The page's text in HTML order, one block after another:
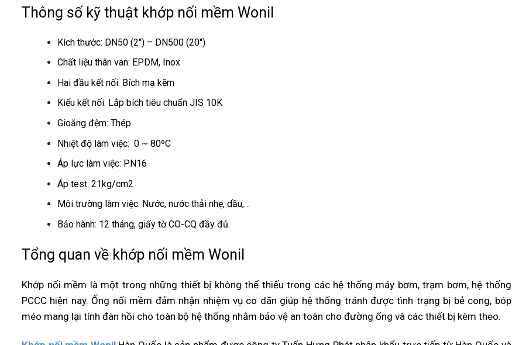
Thông số kỹ thuật khớp nối mềm Wonil
Kích thước: DN50 (2″) – DN500 (20″)
Chất liệu thân van: EPDM, Inox
Hai đầu kết nối: Bích mạ kẽm
Kiểu kết nối: Lắp bích tiêu chuẩn JIS 10K
Gioăng đệm: Thép
Nhiệt độ làm việc: 0 ~ 80ºC
Áp lực làm việc: PN16
Áp test: 21kg/cm2
Môi trường làm việc: Nước, nước thải nhẹ, dầu,…
Bảo hành: 12 tháng, giấy tờ CO-CQ đầy đủ.
Tổng quan về khớp nối mềm Wonil
Khớp nối mềm là một trong những thiết bị không thể thiếu trong các hệ thống máy bơm, trạm bơm, hệ thống
PCCC hiện nay. Ống nối mềm đảm nhận nhiệm vụ co dãn giúp hệ thống tránh được tình trạng bị bẻ cong, bóp
méo mang lại tính đàn hồi cho toàn bộ hệ thống nhằm bảo vệ an toàn cho đường ống và các thiết bị kèm theo.